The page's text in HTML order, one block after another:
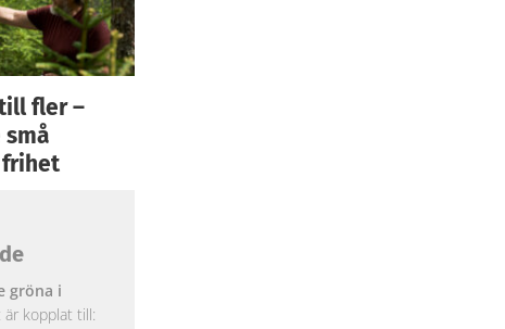
fler –
frihet
gröna i
kopplat till: